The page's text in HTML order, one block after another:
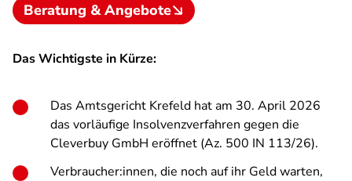
Beratung & Angebote
Das Wichtigste in Kürze:
Das Amtsgericht Krefeld hat am 30. April 2026
das vorläufige Insolvenzverfahren gegen die
Cleverbuy GmbH eröffnet (Az. 500 IN 113/26).
Verbraucher:innen, die noch auf ihr Geld warten,